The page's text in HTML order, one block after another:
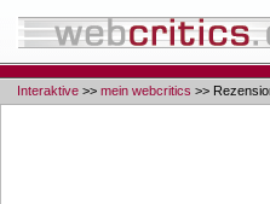
Interaktive >> mein webcritics >>